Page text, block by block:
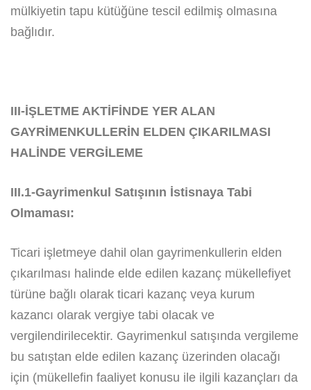
mülkiyetin tapu kütüğüne tescil edilmiş olmasına
bağlıdır.
III-İŞLETME AKTİFİNDE YER ALAN
GAYRİMENKULLERİN ELDEN ÇIKARILMASI
HALİNDE VERGİLEME
III.1-Gayrimenkul Satışının İstisnaya Tabi
Olmaması:
Ticari işletmeye dahil olan gayrimenkullerin elden
çıkarılması halinde elde edilen kazanç mükellefiyet
türüne bağlı olarak ticari kazanç veya kurum
kazancı olarak vergiye tabi olacak ve
vergilendirilecektir. Gayrimenkul satışında vergileme
bu satıştan elde edilen kazanç üzerinden olacağı
için (mükellefin faaliyet konusu ile ilgili kazançları da